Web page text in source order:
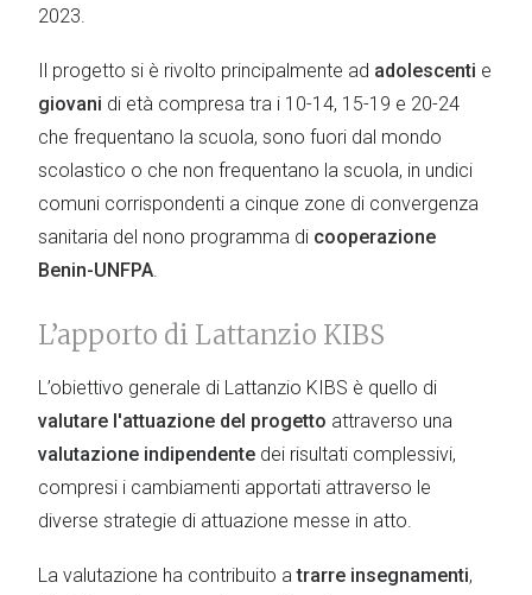
2023.
Il progetto si è rivolto principalmente ad adolescenti e
giovani di età compresa tra i 10-14, 15-19 e 20-24
che frequentano la scuola, sono fuori dal mondo
scolastico o che non frequentano la scuola, in undici
comuni corrispondenti a cinque zone di convergenza
sanitaria del nono programma di cooperazione
Benin-UNFPA.
L’apporto di Lattanzio KIBS
L’obiettivo generale di Lattanzio KIBS è quello di
valutare l'attuazione del progetto attraverso una
valutazione indipendente dei risultati complessivi,
compresi i cambiamenti apportati attraverso le
diverse strategie di attuazione messe in atto.
La valutazione ha contribuito atrarre insegnamenti,